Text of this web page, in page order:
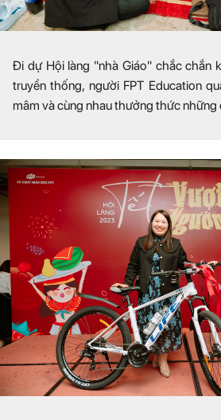
Đi dự Hội làng "nhà Giáo" chắc chắn
truyền thống, người FPT Education
mâm và cùng nhau thưởng thức những